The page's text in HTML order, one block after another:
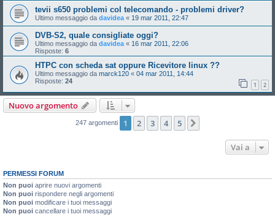
tevii s650 problemi col telecomando - problemi driver?
Ultimo messaggio da davidea« 19 mar 2011, 22:47
DVB-S2, quale consigliate oggi?
Ultimo messaggio da davidea« 16 mar 2011, 22:06
Risposte: 6
HTPC con scheda sat oppure Ricevitore linux ??
Ultimo messaggio da marck120 « 04 mar 2011, 14:44
Risposte: 24 1 2
Nuovo argomento
247 argomenti 1 2 3 4 5
Vai a
PERMESSI FORUM
Non puoi aprire nuovi argomenti
Non puoi rispondere negli argomenti
Non puoi modificare i tuoi messaggi
Non puoi cancellare i tuoi messaggi